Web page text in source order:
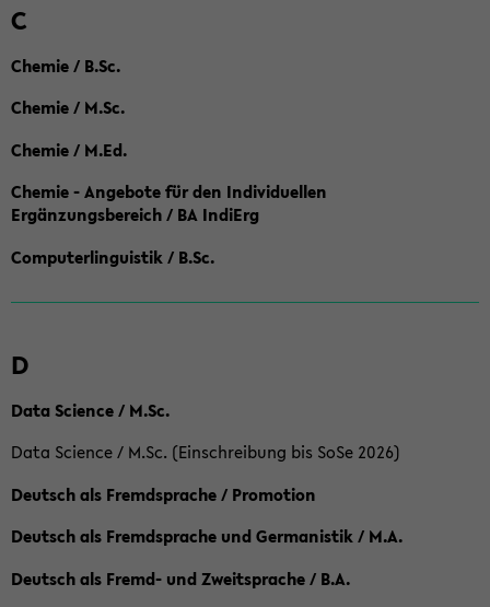
C
Chemie / B.Sc.
Chemie / M.Sc.
Chemie / M.Ed.
Chemie - Angebote für den Individuellen
Ergänzungsbereich / BA IndiErg
Computerlinguistik / B.Sc.
D
Data Science / M.Sc.
Data Science / M.Sc. (Einschreibung bis SoSe 2026)
Deutsch als Fremdsprache / Promotion
Deutsch als Fremdsprache und Germanistik / M.A.
Deutsch als Fremd- und Zweitsprache / B.A.